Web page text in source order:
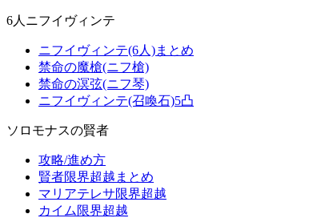
6人ニフイヴィンテ
ニフイヴィンテ(6人)まとめ
禁命の魔槍(ニフ槍)
禁命の溟弦(ニフ琴)
ニフイヴィンテ(召喚石)5凸
ソロモナスの賢者
攻略/進め方
賢者限界超越まとめ
マリアテレサ限界超越
カイム限界超越